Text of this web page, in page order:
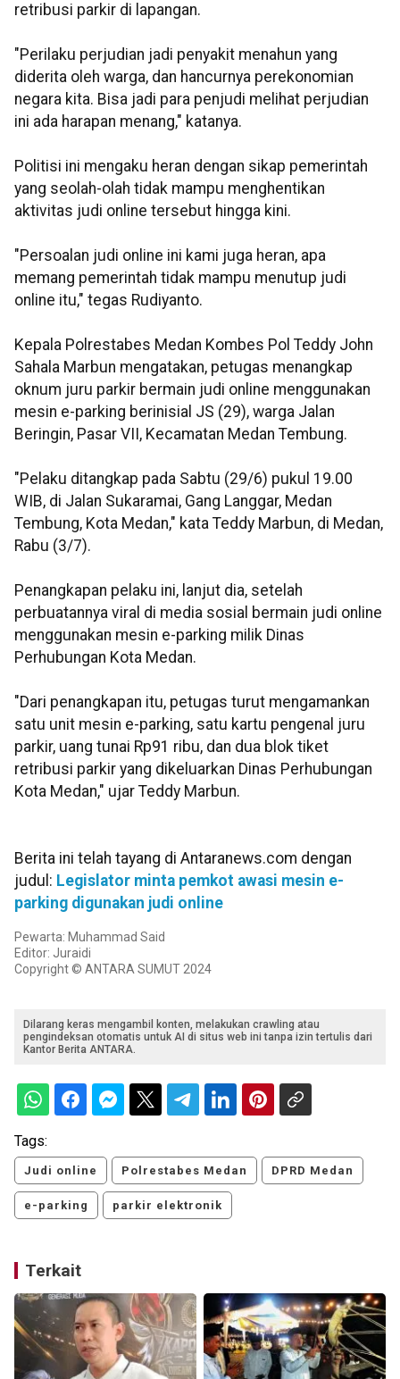
retribusi parkir di lapangan.
"Perilaku perjudian jadi penyakit menahun yang
diderita oleh warga, dan hancurnya perekonomian
negara kita. Bisa jadi para penjudi melihat perjudian
ini ada harapan menang," katanya.
Politisi ini mengaku heran dengan sikap pemerintah
yang seolah-olah tidak mampu menghentikan
aktivitas judi online tersebut hingga kini.
"Persoalan judi online ini kami juga heran, apa
memang pemerintah tidak mampu menutup judi
online itu," tegas Rudiyanto.
Kepala Polrestabes Medan Kombes Pol Teddy John
Sahala Marbun mengatakan, petugas menangkap
oknum juru parkir bermain judi online menggunakan
mesin e-parking berinisial JS (29), warga Jalan
Beringin, Pasar VII, Kecamatan Medan Tembung.
"Pelaku ditangkap pada Sabtu (29/6) pukul 19.00
WIB, di Jalan Sukaramai, Gang Langgar, Medan
Tembung, Kota Medan," kata Teddy Marbun, di Medan,
Rabu (3/7).
Penangkapan pelaku ini, lanjut dia, setelah
perbuatannya viral di media sosial bermain judi online
menggunakan mesin e-parking milik Dinas
Perhubungan Kota Medan.
"Dari penangkapan itu, petugas turut mengamankan
satu unit mesin e-parking, satu kartu pengenal juru
parkir, uang tunai Rp91 ribu, dan dua blok tiket
retribusi parkir yang dikeluarkan Dinas Perhubungan
Kota Medan," ujar Teddy Marbun.
Berita ini telah tayang di Antaranews.com dengan
judul: Legislator minta pemkot awasi mesin e-
parking digunakan judi online
Pewarta: Muhammad Said
Editor: Juraidi
Copyright © ANTARA SUMUT 2024
Dilarang keras mengambil konten, melakukan crawling atau
pengindeksan otomatis untuk AI di situs web ini tanpa izin tertulis dari
Kantor Berita ANTARA.
Tags:
Judi online Polrestabes Medan DPRD Medan
e-parking parkir elektronik
Terkait